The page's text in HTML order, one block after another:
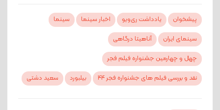
پیشخوان یادداشت ری‌ویو اخبار سینما
سینما
سینمای ایران
آناهیتا درگاهی
چهل و چهارمین جشنواره فیلم فجر
نقد و بررسی فیلم های جشنواره فجر 44
بیلبورد سعید دشتی